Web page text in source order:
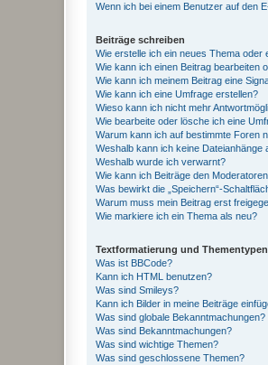
Wenn ich bei einem Benutzer auf den
Beiträge schreiben
Wie erstelle ich ein neues Thema oder
Wie kann ich einen Beitrag bearbeiten
Wie kann ich meinem Beitrag eine
Wie kann ich eine Umfrage erstellen?
Wieso kann ich nicht mehr
Wie bearbeite oder lösche ich eine
Warum kann ich auf bestimmte Foren
Weshalb kann ich keine Dateianhänge
Weshalb wurde ich verwarnt?
Wie kann ich Beiträge den
Was bewirkt die „Speichern“-
Warum muss mein Beitrag erst
Wie markiere ich ein Thema als neu?
Textformatierung und Thementypen
Was ist BBCode?
Kann ich HTML benutzen?
Was sind Smileys?
Kann ich Bilder in meine Beiträge
Was sind globale Bekanntmachungen?
Was sind Bekanntmachungen?
Was sind wichtige Themen?
Was sind geschlossene Themen?